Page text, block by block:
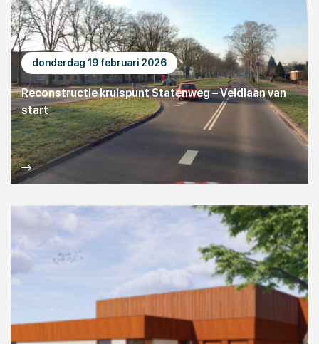
donderdag 19 februari 2026
Reconstructie kruispunt Statenweg – Veldlaan van
start